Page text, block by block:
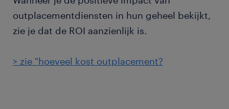
outplacementdiensten in hun geheel bekijkt,
zie je dat de ROI aanzienlijk is.
> zie "hoeveel kost outplacement?